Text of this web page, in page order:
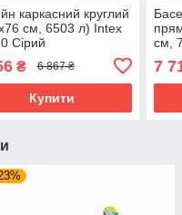
каркасний круглий
см, 6503 л) Intex
Сірий
₴ 6 867 ₴
Купити
см,
7